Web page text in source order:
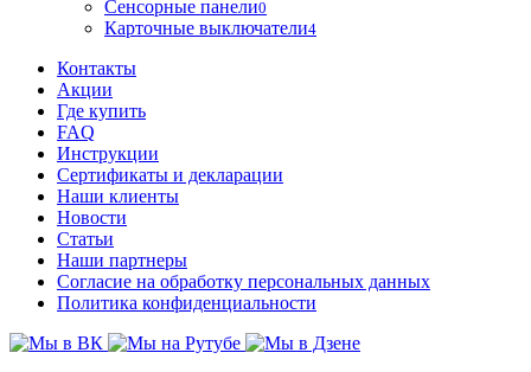
Сенсорные панели0
Карточные выключатели4
Контакты
Акции
Где купить
FAQ
Инструкции
Сертификаты и декларации
Наши клиенты
Новости
Статьи
Наши партнеры
Согласие на обработку персональных данных
Политика конфиденциальности